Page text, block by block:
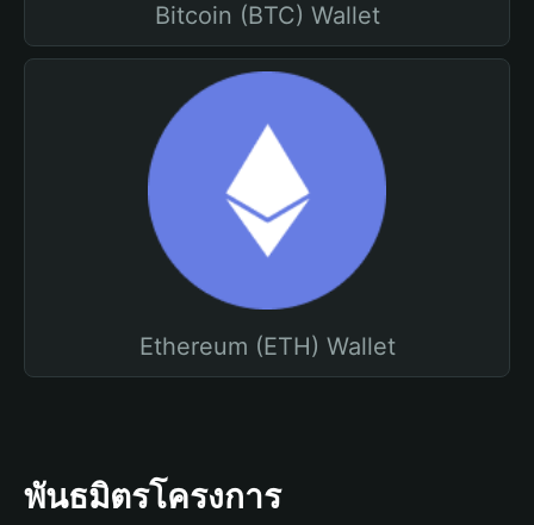
Bitcoin (BTC) Wallet
Ethereum (ETH) Wallet
พันธมิตรโครงการ